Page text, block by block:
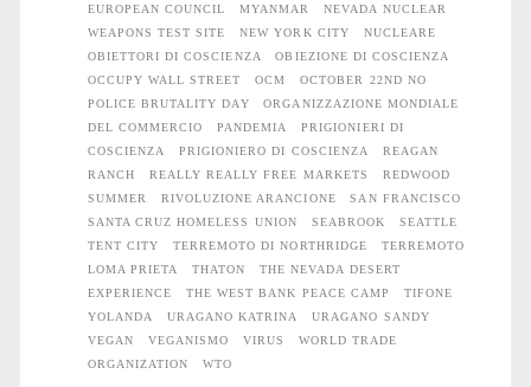
EUROPEAN COUNCIL
MYANMAR
NEVADA NUCLEAR
WEAPONS TEST SITE
NEW YORK CITY
NUCLEARE
OBIETTORI DI COSCIENZA
OBIEZIONE DI COSCIENZA
OCCUPY WALL STREET
OCM
OCTOBER 22ND NO
POLICE BRUTALITY DAY
ORGANIZZAZIONE MONDIALE
DEL COMMERCIO
PANDEMIA
PRIGIONIERI DI
COSCIENZA
PRIGIONIERO DI COSCIENZA
REAGAN
RANCH
REALLY REALLY FREE MARKETS
REDWOOD
SUMMER
RIVOLUZIONE ARANCIONE
SAN FRANCISCO
SANTA CRUZ HOMELESS UNION
SEABROOK
SEATTLE
TENT CITY
TERREMOTO DI NORTHRIDGE
TERREMOTO
LOMA PRIETA
THATON
THE NEVADA DESERT
EXPERIENCE
THE WEST BANK PEACE CAMP
TIFONE
YOLANDA
URAGANO KATRINA
URAGANO SANDY
VEGAN
VEGANISMO VIRUS
WORLD TRADE
ORGANIZATION
WTO